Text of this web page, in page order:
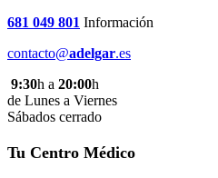
681 049 801 Información
contacto@adelgar.es
9:30h a 20:00h
de Lunes a Viernes
Sábados cerrado
Tu Centro Médico